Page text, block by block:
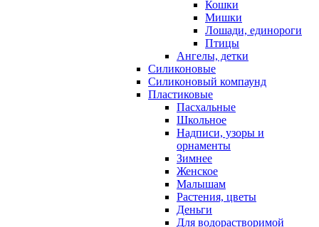
Кошки
Мишки
Лошади, единороги
Птицы
Ангелы, детки
Силиконовые
Силиконовый компаунд
Пластиковые
Пасхальные
Школьное
Надписи, узоры и
орнаменты
Зимнее
Женское
Малышам
Растения, цветы
Деньги
Для водорастворимой